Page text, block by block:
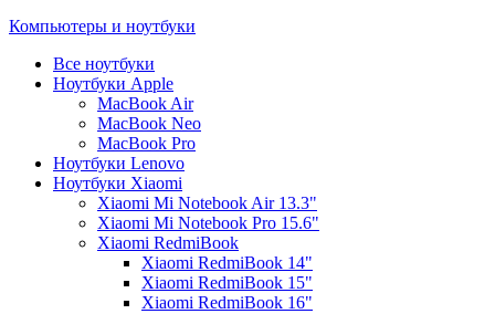
Компьютеры и ноутбуки
Все ноутбуки
Ноутбуки Apple
MacBook Air
MacBook Neo
MacBook Pro
Ноутбуки Lenovo
Ноутбуки Xiaomi
Xiaomi Mi Notebook Air 13.3"
Xiaomi Mi Notebook Pro 15.6"
Xiaomi RedmiBook
Xiaomi RedmiBook 14"
Xiaomi RedmiBook 15"
Xiaomi RedmiBook 16"